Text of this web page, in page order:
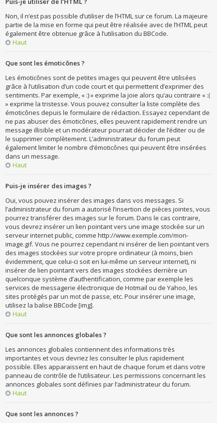
Non, il n’est pas possible d’utiliser de l’HTML sur ce forum. La majeure
partie de la mise en forme qui peut être réalisée avec de l’HTML peut
également être obtenue grâce à l’utilisation du BBCode.
Haut
Que sont les émoticônes ?
Les émoticônes sont de petites images qui peuvent être utilisées
grâce à l’utilisation d’un code court et qui permettent d’exprimer des
sentiments. Par exemple, « :) » exprime la joie alors qu’au contraire « :(
» exprime la tristesse. Vous pouvez consulter la liste complète des
émoticônes depuis le formulaire de rédaction. Essayez cependant de
ne pas abuser des émoticônes, elles peuvent rapidement rendre un
message illisible et un modérateur pourrait décider de l’éditer ou de
le supprimer complètement. L’administrateur du forum peut
également limiter le nombre d’émoticônes qui peuvent être insérées
dans un message.
Haut
Puis-je insérer des images ?
Oui, vous pouvez insérer des images dans vos messages. Si
l’administrateur du forum a autorisé l’insertion de pièces jointes, vous
pourrez transférer des images sur le forum. Dans le cas contraire,
vous devrez insérer un lien pointant vers une image stockée sur un
serveur internet public, comme http://www.exemple.com/mon-
image.gif. Vous ne pourrez cependant ni insérer de lien pointant vers
des images stockées sur votre propre ordinateur (à moins, bien
évidemment, que celui-ci soit en lui-même un serveur internet), ni
insérer de lien pointant vers des images stockées derrière un
quelconque système d’authentification, comme par exemple les
services de messagerie électronique de Hotmail ou de Yahoo, les
sites protégés par un mot de passe, etc. Pour insérer une image,
utilisez la balise BBCode [img].
Haut
Que sont les annonces globales ?
Les annonces globales contiennent des informations très
importantes et vous devriez les consulter le plus rapidement
possible. Elles apparaissent en haut de chaque forum et dans votre
panneau de contrôle de l’utilisateur. Les permissions concernant les
annonces globales sont définies par l’administrateur du forum.
Haut
Que sont les annonces ?